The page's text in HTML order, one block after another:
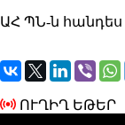
ԱՀ ՊՆ-ն հանդես
ՈՒՂԻՂ ԵԹԵՐ